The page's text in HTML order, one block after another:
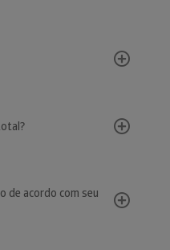
de acordo com seu